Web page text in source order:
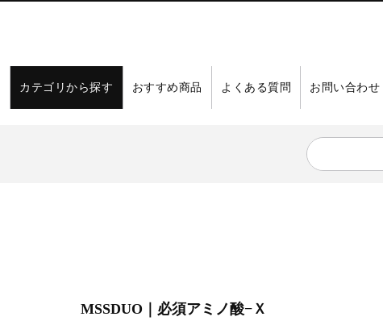
カテゴリから探す おすすめ商品 よくある質問 お問い合わせ
MSSDUO｜必須アミノ酸−Ｘ